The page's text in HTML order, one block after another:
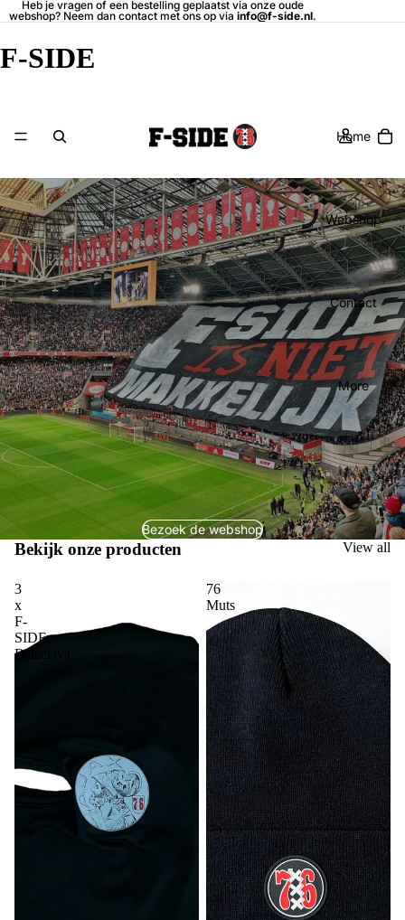
Heb je vragen of een bestelling geplaatst via onze oude
webshop? Neem dan contact met ons op via info@f-side.nl.
F-SIDE
Home
Webshop
Contact
More
Bezoek de webshop
Bekijk onze producten View all
3
x
F-
SIDE
Balaclava
76
Muts